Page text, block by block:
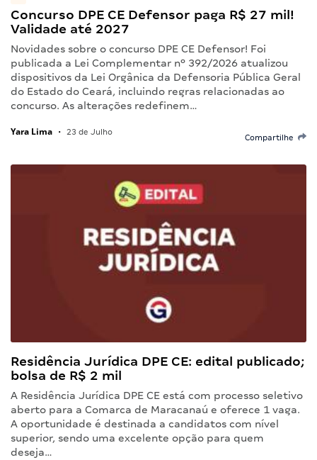
Concurso DPE CE Defensor paga R$ 27 mil!
Validade até 2027
Novidades sobre o concurso DPE CE Defensor! Foi
publicada a Lei Complementar nº 392/2026 atualizou
dispositivos da Lei Orgânica da Defensoria Pública Geral
do Estado do Ceará, incluindo regras relacionadas ao
concurso. As alterações redefinem…
Yara Lima • 23 de Julho
Compartilhe
Residência Jurídica DPE CE: edital publicado;
bolsa de R$ 2 mil
A Residência Jurídica DPE CE está com processo seletivo
aberto para a Comarca de Maracanaú e oferece 1 vaga.
A oportunidade é destinada a candidatos com nível
superior, sendo uma excelente opção para quem
deseja…